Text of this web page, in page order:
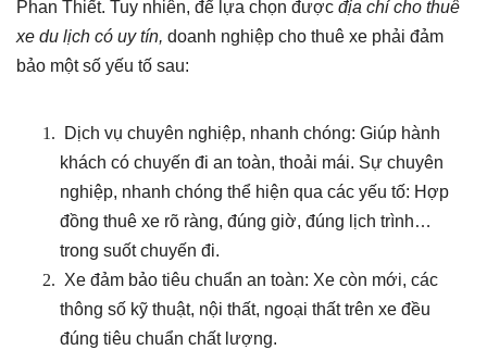
Phan Thiết. Tuy nhiên, để lựa chọn được địa chỉ cho thuê
xe du lịch có uy tín, doanh nghiệp cho thuê xe phải đảm
bảo một số yếu tố sau:
Dịch vụ chuyên nghiệp, nhanh chóng: Giúp hành
khách có chuyến đi an toàn, thoải mái. Sự chuyên
nghiệp, nhanh chóng thể hiện qua các yếu tố: Hợp
đồng thuê xe rõ ràng, đúng giờ, đúng lịch trình…
trong suốt chuyến đi.
Xe đảm bảo tiêu chuẩn an toàn: Xe còn mới, các
thông số kỹ thuật, nội thất, ngoại thất trên xe đều
đúng tiêu chuẩn chất lượng.